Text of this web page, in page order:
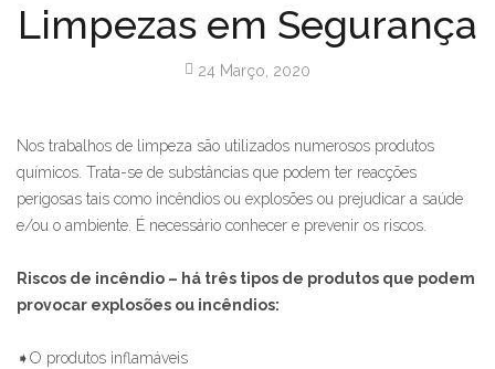
Limpezas em Segurança
24 Março, 2020
Nos trabalhos de limpeza são utilizados numerosos produtos
químicos. Trata-se de substâncias que podem ter reacções
perigosas tais como incêndios ou explosões ou prejudicar a saúde
e/ou o ambiente. É necessário conhecer e prevenir os riscos.
Riscos de incêndio – há três tipos de produtos que podem
provocar explosões ou incêndios:
➧O produtos inflamáveis